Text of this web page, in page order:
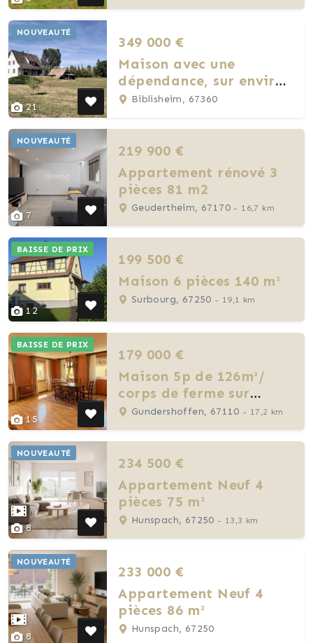
21
NOUVEAUTÉ
349 000 €
Maison avec une
dépendance, sur environ
56 ares
Biblisheim, 67360
7
NOUVEAUTÉ
219 900 €
Appartement rénové 3
pièces 81 m2
Geudertheim, 67170 - 16,7 km
12
BAISSE DE PRIX
199 500 €
Maison 6 pièces 140 m²
Surbourg, 67250 - 19,1 km
15
BAISSE DE PRIX
179 000 €
Maison 5p de 126m²/
corps de ferme sur
1063m²
Gundershoffen, 67110 - 17,2 km
8
NOUVEAUTÉ
234 500 €
Appartement Neuf 4
pièces 75 m²
Hunspach, 67250 - 13,3 km
8
NOUVEAUTÉ
233 000 €
Appartement Neuf 4
pièces 86 m²
Hunspach, 67250